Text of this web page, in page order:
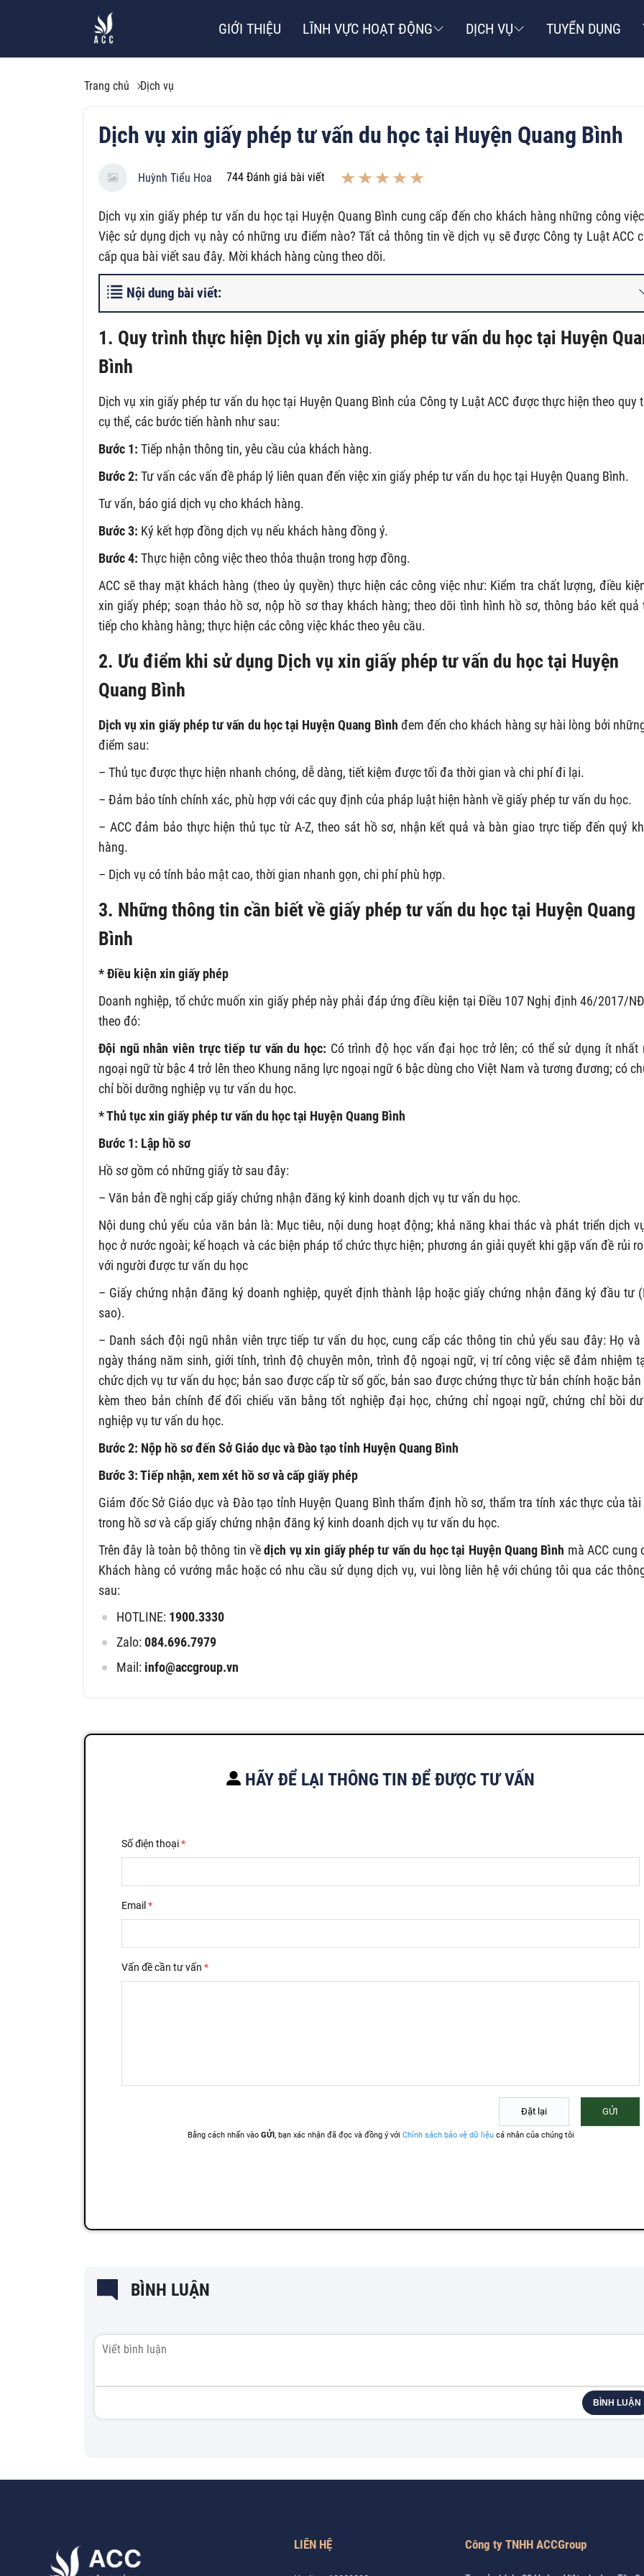
GIỚI THIỆU LĨNH VỰC HOẠT ĐỘNG DỊCH VỤ TUYỂN DỤNG
Trang chủ Dịch vụ
Dịch vụ xin giấy phép tư vấn du học tại Huyện Quang Bình
Huỳnh Tiểu Hoa 744 Đánh giá bài viết
Dịch vụ xin giấy phép tư vấn du học tại Huyện Quang Bình cung cấp đến cho khách hàng những công
Việc sử dụng dịch vụ này có những ưu điểm nào? Tất cả thông tin về dịch vụ sẽ được Công ty Luật ACC
cấp qua bài viết sau đây. Mời khách hàng cùng theo dõi.
Nội dung bài viết:
1. Quy trình thực hiện Dịch vụ xin giấy phép tư vấn du học tại Huyện
Bình
Dịch vụ xin giấy phép tư vấn du học tại Huyện Quang Bình của Công ty Luật ACC được thực hiện theo quy
cụ thể, các bước tiến hành như sau:
Bước 1: Tiếp nhận thông tin, yêu cầu của khách hàng.
Bước 2: Tư vấn các vấn đề pháp lý liên quan đến việc xin giấy phép tư vấn du học tại Huyện Quang Bình.
Tư vấn, báo giá dịch vụ cho khách hàng.
Bước 3: Ký kết hợp đồng dịch vụ nếu khách hàng đồng ý.
Bước 4: Thực hiện công việc theo thỏa thuận trong hợp đồng.
ACC sẽ thay mặt khách hàng (theo ủy quyền) thực hiện các công việc như: Kiểm tra chất lượng, điều
xin giấy phép; soạn thảo hồ sơ, nộp hồ sơ thay khách hàng; theo dõi tình hình hồ sơ, thông báo kết quả
tiếp cho khàng hàng; thực hiện các công việc khác theo yêu cầu.
2. Ưu điểm khi sử dụng Dịch vụ xin giấy phép tư vấn du học tại Huyện
Quang Bình
Dịch vụ xin giấy phép tư vấn du học tại Huyện Quang Bình đem đến cho khách hàng sự hài lòng bởi
điểm sau:
– Thủ tục được thực hiện nhanh chóng, dễ dàng, tiết kiệm được tối đa thời gian và chi phí đi lại.
– Đảm bảo tính chính xác, phù hợp với các quy định của pháp luật hiện hành về giấy phép tư vấn du học.
– ACC đảm bảo thực hiện thủ tục từ A-Z, theo sát hồ sơ, nhận kết quả và bàn giao trực tiếp đến quý
hàng.
– Dịch vụ có tính bảo mật cao, thời gian nhanh gọn, chi phí phù hợp.
3. Những thông tin cần biết về giấy phép tư vấn du học tại Huyện Quang
Bình
* Điều kiện xin giấy phép
Doanh nghiệp, tổ chức muốn xin giấy phép này phải đáp ứng điều kiện tại Điều 107 Nghị định 46/2017/
theo đó:
Đội ngũ nhân viên trực tiếp tư vấn du học: Có trình độ học vấn đại học trở lên; có thể sử dụng ít nhất
ngoại ngữ từ bậc 4 trở lên theo Khung năng lực ngoại ngữ 6 bậc dùng cho Việt Nam và tương đương; có
chỉ bồi dưỡng nghiệp vụ tư vấn du học.
* Thủ tục xin giấy phép tư vấn du học tại Huyện Quang Bình
Bước 1: Lập hồ sơ
Hồ sơ gồm có những giấy tờ sau đây:
– Văn bản đề nghị cấp giấy chứng nhận đăng ký kinh doanh dịch vụ tư vấn du học.
Nội dung chủ yếu của văn bản là: Mục tiêu, nội dung hoạt động; khả năng khai thác và phát triển dịch
học ở nước ngoài; kế hoạch và các biện pháp tổ chức thực hiện; phương án giải quyết khi gặp vấn đề rủi
với người được tư vấn du học
– Giấy chứng nhận đăng ký doanh nghiệp, quyết định thành lập hoặc giấy chứng nhận đăng ký đầu tư
sao).
– Danh sách đội ngũ nhân viên trực tiếp tư vấn du học, cung cấp các thông tin chủ yếu sau đây: Họ và
ngày tháng năm sinh, giới tính, trình độ chuyên môn, trình độ ngoại ngữ, vị trí công việc sẽ đảm nhiệm
chức dịch vụ tư vấn du học; bản sao được cấp từ sổ gốc, bản sao được chứng thực từ bản chính hoặc bản
kèm theo bản chính để đối chiếu văn bằng tốt nghiệp đại học, chứng chỉ ngoại ngữ, chứng chỉ bồi
nghiệp vụ tư vấn du học.
Bước 2: Nộp hồ sơ đến Sở Giáo dục và Đào tạo tỉnh Huyện Quang Bình
Bước 3: Tiếp nhận, xem xét hồ sơ và cấp giấy phép
Giám đốc Sở Giáo dục và Đào tạo tỉnh Huyện Quang Bình thẩm định hồ sơ, thẩm tra tính xác thực của tài
trong hồ sơ và cấp giấy chứng nhận đăng ký kinh doanh dịch vụ tư vấn du học.
Trên đây là toàn bộ thông tin vềdịch vụ xin giấy phép tư vấn du học tại Huyện Quang Bình mà ACC cung
Khách hàng có vướng mắc hoặc có nhu cầu sử dụng dịch vụ, vui lòng liên hệ với chúng tôi qua các
sau:
HOTLINE: 1900.3330
Zalo:084.696.7979
Mail: info@accgroup.vn
HÃY ĐỂ LẠI THÔNG TIN ĐỂ ĐƯỢC TƯ VẤN
BÌNH LUẬN
BÌNH LUẬN
LIÊN HỆ Công ty TNHH ACCGroup